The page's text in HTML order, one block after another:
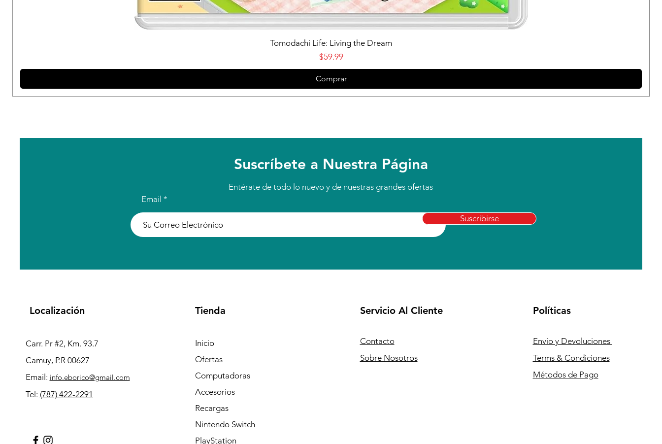
Vista rápida
Tomodachi Life: Living the Dream
Precio
$59.99
Comprar
Suscríbete a Nuestra Página
Entérate de todo lo nuevo y de nuestras grandes ofertas
Email
Suscribirse
Localización
Carr. Pr #2, Km. 93.7
Camuy, P.R 00627
Email: info.eborico@gmail.com
Tel: (787) 422-2291
Tienda
Inicio
Ofertas
Computadoras
Accesorios
Recargas
Nintendo Switch
PlayStation
Servicio Al Cliente
Contacto
Sobre Nosotros
Políticas
Envío y Devoluciones
Terms & Condiciones
Métodos de Pago